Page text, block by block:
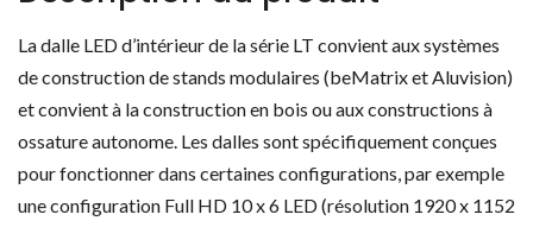
La dalle LED d’intérieur de la série LT convient aux systèmes
de construction de stands modulaires (beMatrix et Aluvision)
et convient à la construction en bois ou aux constructions à
ossature autonome. Les dalles sont spécifiquement conçues
pour fonctionner dans certaines configurations, par exemple
une configuration Full HD 10 x 6 LED (résolution 1920 x 1152